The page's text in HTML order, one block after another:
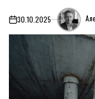
on30.10.2025